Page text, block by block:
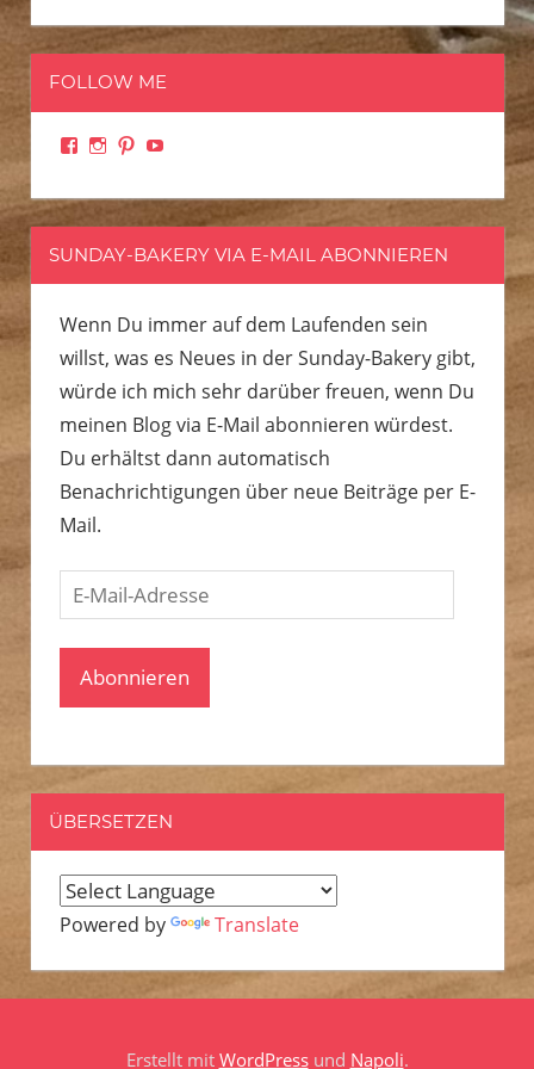
FOLLOW ME
Facebook
Instagram
PinterestYouTube
SUNDAY-BAKERY VIA E-MAIL ABONNIEREN
Wenn Du immer auf dem Laufenden sein
willst, was es Neues in der Sunday-Bakery gibt,
würde ich mich sehr darüber freuen, wenn Du
meinen Blog via E-Mail abonnieren würdest.
Du erhältst dann automatisch
Benachrichtigungen über neue Beiträge per E-
Mail.
E-
Mail-
Adresse
Abonnieren
ÜBERSETZEN
Powered by Translate
Erstellt mit WordPressund Napoli.